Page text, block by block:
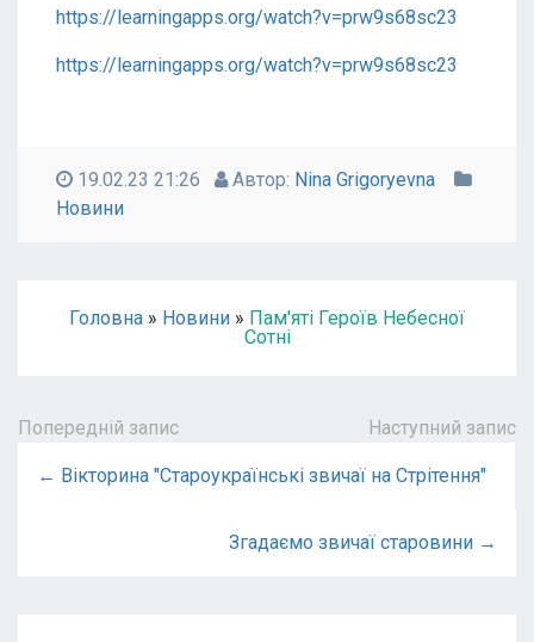
https://learningapps.org/watch?v=prw9s68sc23
https://learningapps.org/watch?v=prw9s68sc23
19.02.23 21:26 Автор: Nina Grigoryevna
Новини
Головна » Новини » Пам'яті Героїв Небесної
Сотні
Попередній запис Наступний запис
← Вікторина "Староукраїнські звичаї на Стрітення"
Згадаємо звичаї старовини →